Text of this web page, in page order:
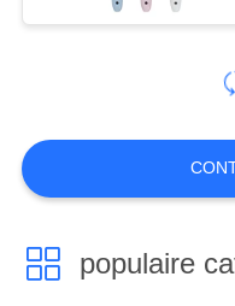
populaire